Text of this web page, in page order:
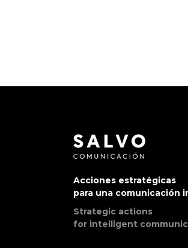
Acciones estratégicas
para una comunicación
Strategic actions
for intelligent